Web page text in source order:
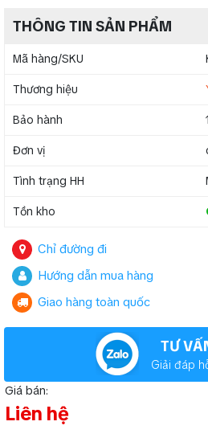
THÔNG TIN SẢN PHẨM
Mã hàng/SKU
Thương hiệu
Bảo hành
Đơn vị
Tình trạng HH
Tồn kho
Chỉ đường đi
Hướng dẫn mua hàng
Giao hàng toàn quốc
TƯ
Giải đáp
Giá bán:
Liên hệ